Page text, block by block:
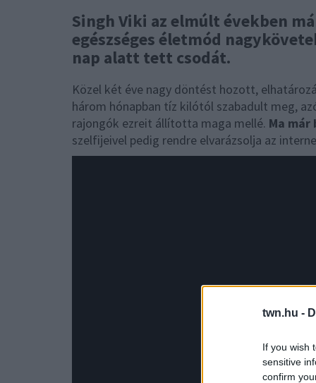
twn.hu -
If you wish
sensitive
confirm
Singh Viki az elmúlt években
egészséges életmód
nap alatt tett csodát.
Közel két éve nagy döntést hozott,
három hónapban tíz kilótól szabadult meg,
rajongók ezreit állította maga mellé. Ma
szelfijeivel pedig rendre elvarázsolja az